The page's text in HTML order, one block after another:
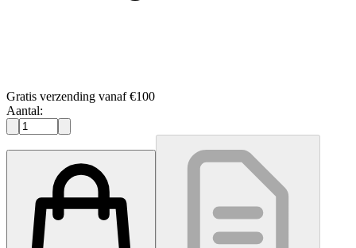
Gratis verzending vanaf €100
Aantal: